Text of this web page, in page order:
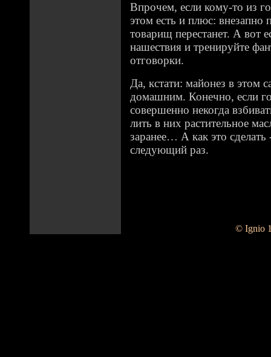
Впрочем, если кому-то из
этом есть и плюс: внезапно
товарищ перестанет. А вот
нашествия и тренируйте
отговорки.
Да, кстати: майонез в этом
домашним. Конечно, если
совершенно некогда
лить в них растительное
заранее… А как это
следующий раз.
© Ignio